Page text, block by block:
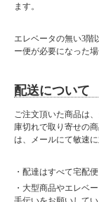
ます。
エレベータの無い3階
ー便が必要になった
配送について
ご注文頂いた商品は
庫切れで取り寄せの
は、メールにて敏速
・配達はすべて宅配
・大型商品やエレベ